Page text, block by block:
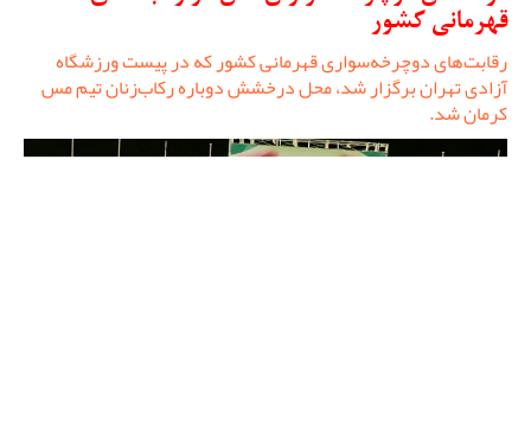
قهرمانی کشور
رقابت‌های دوچرخه‌سواری قهرمانی کشور که در پیست ورزشگاه
آزادی تهران برگزار شد، محل درخشش دوباره رکاب‌زنان تیم مس
کرمان شد.